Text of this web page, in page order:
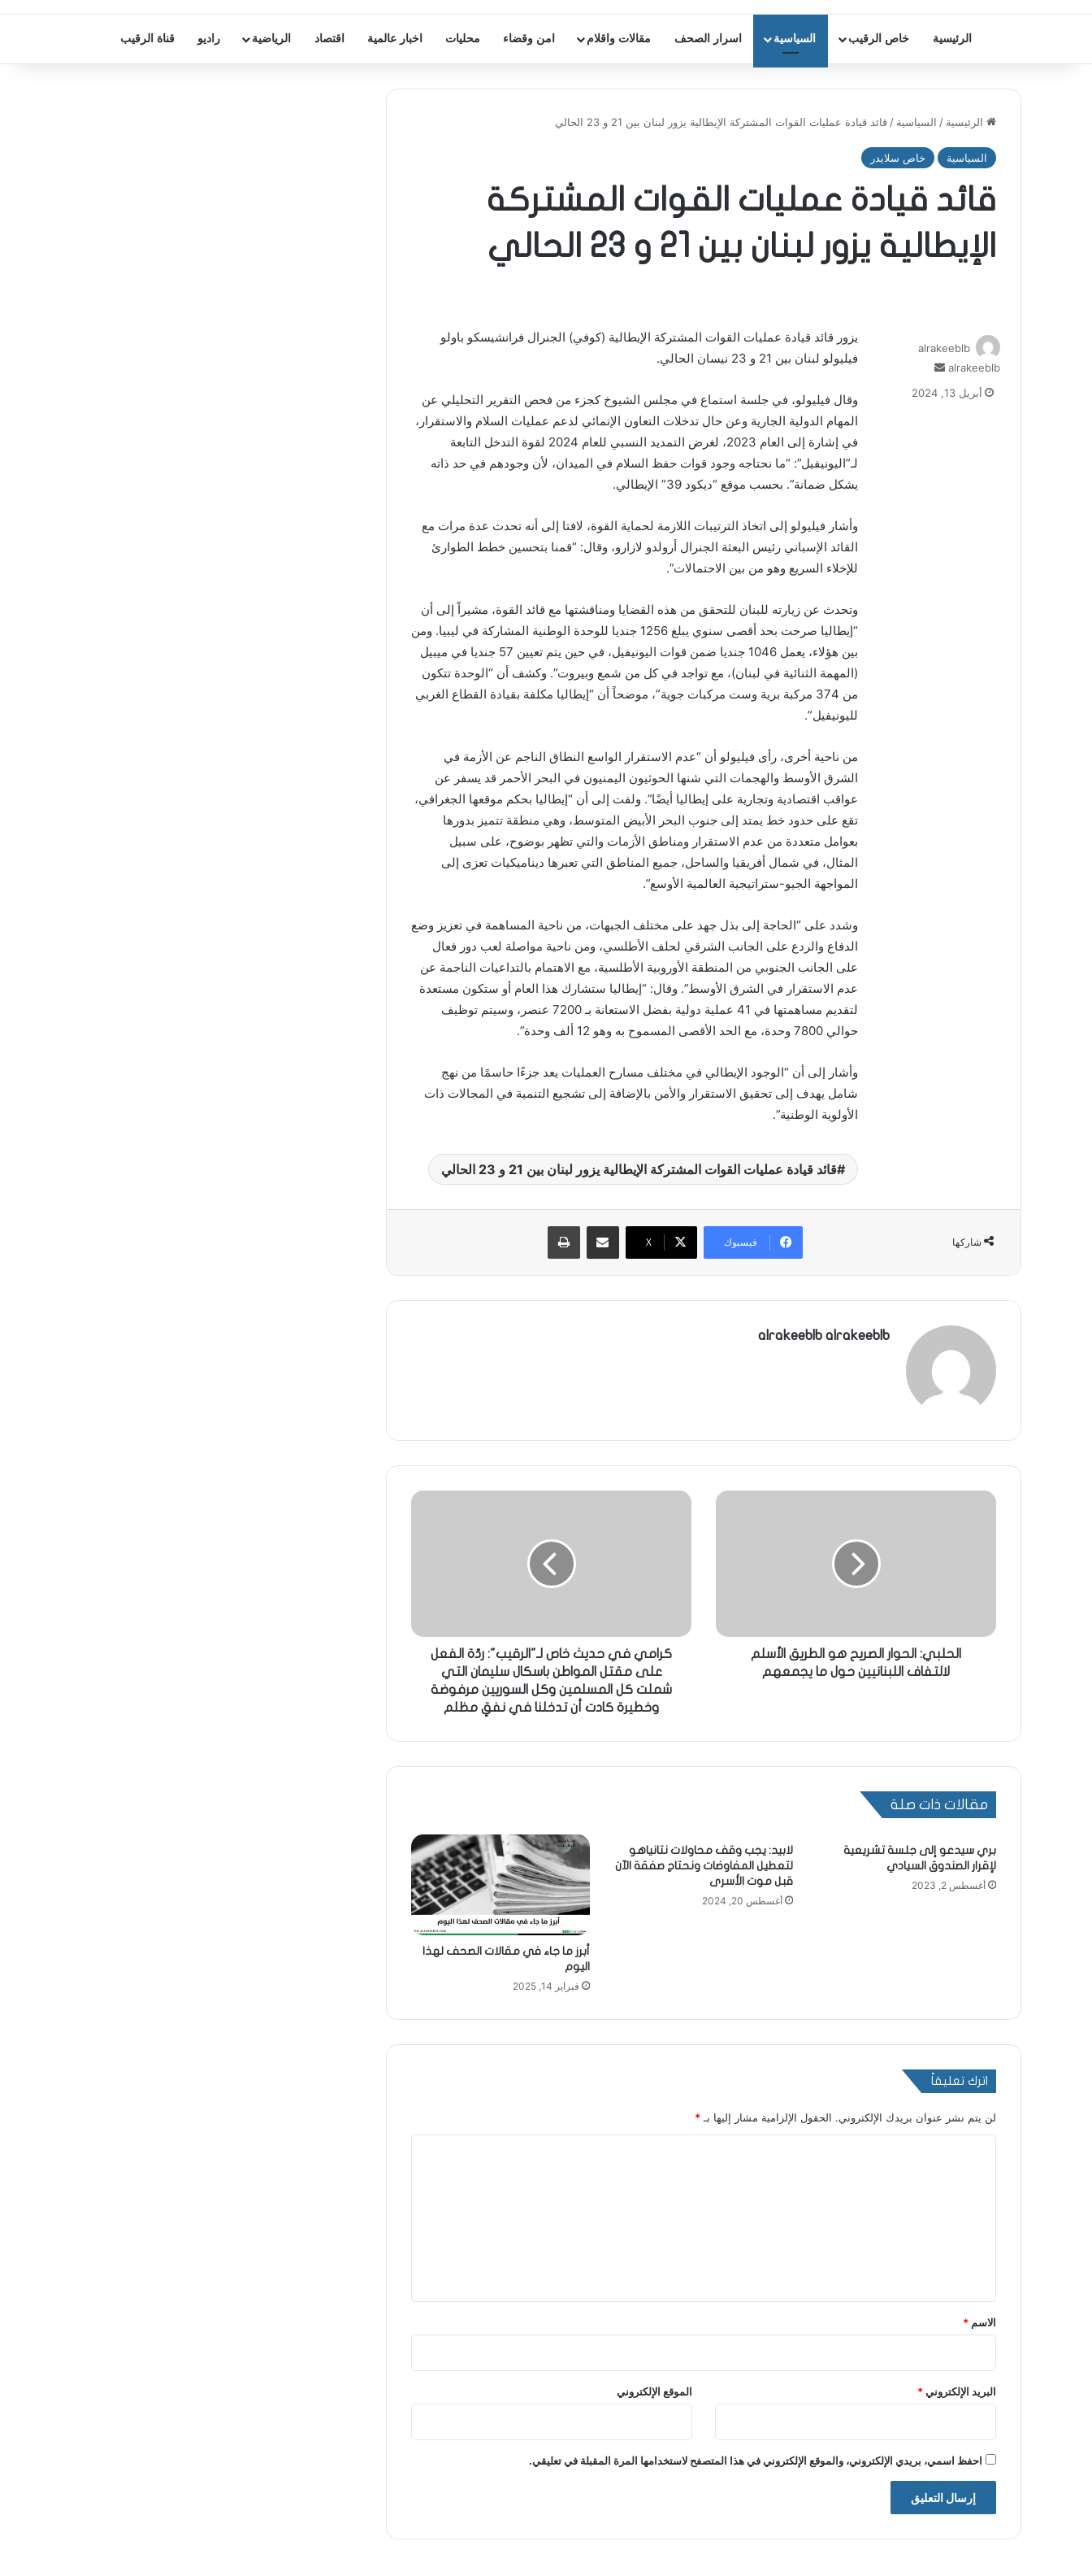
الرئيسية خاص الرقيب السياسية اسرار الصحف مقالات واقلام امن وقضاء محليات اخبار عالمية اقتصاد الرياضية راديو قناة الرقيب
الرئيسية / السياسية / قائد قيادة عمليات القوات المشتركة الإيطالية يزور لبنان بين 21 و 23 الحالي
السياسية خاص سلايدر
قائد قيادة عمليات القوات المشتركة
الإيطالية يزور لبنان بين 21 و 23 الحالي
يزور قائد قيادة عمليات القوات المشتركة الإيطالية (كوفي) الجنرال فرانشيسكو باولو
فيليولو لبنان بين 21 و 23 نيسان الحالي.
وقال فيليولو، في جلسة استماع في مجلس الشيوخ كجزء من فحص التقرير التحليلي عن
المهام الدولية الجارية وعن حال تدخلات التعاون الإنمائي لدعم عمليات السلام والاستقرار،
في إشارة إلى العام 2023، لغرض التمديد النسبي للعام 2024 لقوة التدخل التابعة
لـ”اليونيفيل”: “ما نحتاجه وجود قوات حفظ السلام في الميدان، لأن وجودهم في حد ذاته
يشكل ضمانة”. بحسب موقع “ديكود 39” الإيطالي
.
وأشار فيليولو إلى اتخاذ الترتيبات اللازمة لحماية القوة، لافتا إلى أنه تحدث عدة مرات مع
القائد الإسباني رئيس البعثة الجنرال أرولدو لازارو، وقال: “قمنا بتحسين خطط الطوارئ
للإخلاء السريع وهو من بين الاحتمالات”.
وتحدث عن زيارته للبنان للتحقق من هذه القضايا ومناقشتها مع قائد القوة، مشيراً إلى أن
“إيطاليا صرحت بحد أقصى سنوي يبلغ 1256 جنديا للوحدة الوطنية المشاركة في ليبيا. ومن
بين هؤلاء، يعمل 1046 جنديا ضمن قوات اليونيفيل، في حين يتم تعيين 57 جنديا في ميبيل
(المهمة الثنائية في لبنان)، مع تواجد في كل من شمع وبيروت”. وكشف أن “الوحدة تتكون
من 374 مركبة برية وست مركبات جوية”، موضحاً أن “إيطاليا مكلفة بقيادة القطاع الغربي
لليونيفيل”.
من ناحية أخرى، رأى فيليولو أن “عدم الاستقرار الواسع النطاق الناجم عن الأزمة في
الشرق الأوسط والهجمات التي شنها الحوثيون اليمنيون في البحر الأحمر قد يسفر عن
عواقب اقتصادية وتجارية على إيطاليا أيضًا”. ولفت إلى أن “إيطاليا بحكم موقعها الجغرافي،
تقع على حدود خط يمتد إلى جنوب البحر الأبيض المتوسط، وهي منطقة تتميز بدورها
بعوامل متعددة من عدم الاستقرار ومناطق الأزمات والتي تظهر بوضوح، على سبيل
المثال، في شمال أفريقيا والساحل، جميع المناطق التي تعبرها ديناميكيات تعزى إلى
المواجهة الجيو-ستراتيجية العالمية الأوسع”.
وشدد على “الحاجة إلى بذل جهد على مختلف الجبهات، من ناحية المساهمة في تعزيز وضع
الدفاع والردع على الجانب الشرقي لحلف الأطلسي، ومن ناحية مواصلة لعب دور فعال
على الجانب الجنوبي من المنطقة الأوروبية الأطلسية، مع الاهتمام بالتداعيات الناجمة عن
عدم الاستقرار في الشرق الأوسط”. وقال: “إيطاليا ستشارك هذا العام أو ستكون مستعدة
لتقديم مساهمتها في 41 عملية دولية بفضل الاستعانة بـ 7200 عنصر، وسيتم توظيف
حوالي 7800 وحدة، مع الحد الأقصى المسموح به وهو 12 ألف وحدة”.
وأشار إلى أن “الوجود الإيطالي في مختلف مسارح العمليات يعد جزءًا حاسمًا من نهج
شامل يهدف إلى تحقيق الاستقرار والأمن بالإضافة إلى تشجيع التنمية في المجالات ذات
الأولوية الوطنية”.
قائد قيادة عمليات القوات المشتركة الإيطالية يزور لبنان بين 21 و 23 الحالي
alrakeeblb
alrakeeblb
أبريل 13, 2024
شاركها فيسبوك X
alrakeeblb alrakeeblb
الحلبي: الحوار الصريح هو الطريق الأسلم
لالتفاف اللبنانيين حول ما يجمعهم
كرامي في حديث خاص لـ"الرقيب": ردّة الفعل
على مقتل المواطن باسكال سليمان التي
شملت كل المسلمين وكل السوريين مرفوضة
وخطيرة كادت أن تدخلنا في نفقٍ مظلم
مقالات ذات صلة
بري سيدعو إلى جلسة تشريعية
لإقرار الصندوق السيادي
أغسطس 2, 2023
لابيد: يجب وقف محاولات نتانياهو
لتعطيل المفاوضات ونحتاج صفقة الآن
قبل موت الأسرى
أغسطس 20, 2024
أبرز ما جاء في مقالات الصحف لهذا
اليوم
فبراير 14, 2025
اترك تعليقاً
لن يتم نشر عنوان بريدك الإلكتروني. الحقول الإلزامية مشار إليها بـ *
*
الاسم *
البريد الإلكتروني* الموقع الإلكتروني
احفظ اسمي، بريدي الإلكتروني، والموقع الإلكتروني في هذا المتصفح لاستخدامها المرة المقبلة في تعليقي.